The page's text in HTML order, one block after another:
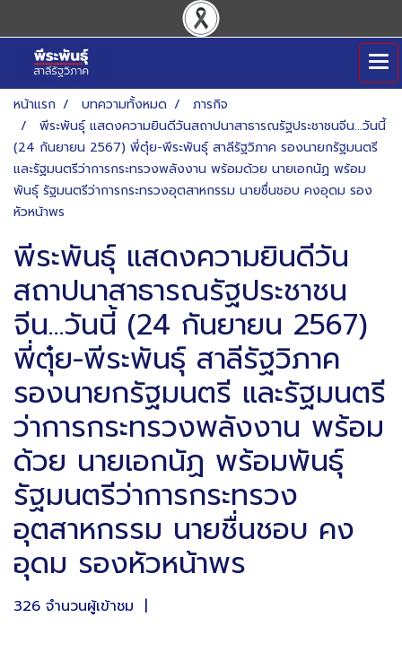
หน้าแรก บทความทั้งหมด
ภารกิจ
พีระพันธุ์ แสดงความยินดีวันสถาปนาสาธารณรัฐประชาชนจีน...วันนี้
(24 กันยายน 2567) พี่ตุ๋ย-พีระพันธุ์ สาลีรัฐวิภาค รองนายกรัฐมนตรี
และรัฐมนตรีว่าการกระทรวงพลังงาน พร้อมด้วย นายเอกนัฏ พร้อม
พันธุ์ รัฐมนตรีว่าการกระทรวงอุตสาหกรรม นายชื่นชอบ คงอุดม รอง
หัวหน้าพร
พีระพันธุ์ แสดงความยินดีวัน
สถาปนาสาธารณรัฐประชาชน
จีน...วันนี้ (24 กันยายน 2567)
พี่ตุ๋ย-พีระพันธุ์ สาลีรัฐวิภาค
รองนายกรัฐมนตรี และรัฐมนตรี
ว่าการกระทรวงพลังงาน พร้อม
ด้วย นายเอกนัฏ พร้อมพันธุ์
รัฐมนตรีว่าการกระทรวง
อุตสาหกรรม นายชื่นชอบ คง
อุดม รองหัวหน้าพร
326 จำนวนผู้เข้าชม |